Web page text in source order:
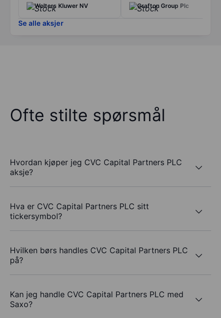
Wolters Kluwer NV Grafton Group Plc
Se alle aksjer
Ofte stilte spørsmål
Hvordan kjøper jeg CVC Capital Partners PLC
aksje?
Hva er CVC Capital Partners PLC sitt
tickersymbol?
Hvilken børs handles CVC Capital Partners PLC
på?
Kan jeg handle CVC Capital Partners PLC med
Saxo?